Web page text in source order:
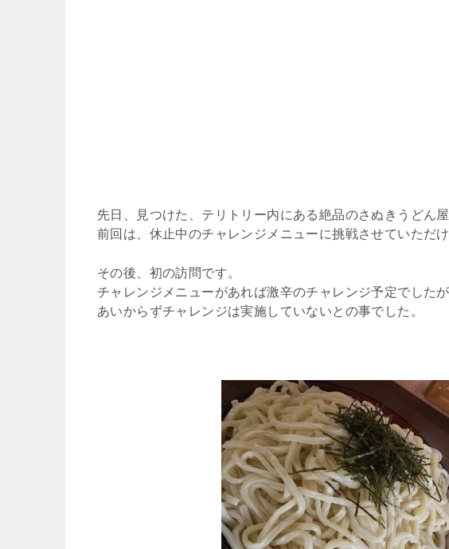
先日、見つけた、テリトリー内にある絶品のさぬきうどん屋
前回は、休止中のチャレンジメニューに挑戦させていただけ
その後、初の訪問です。
チャレンジメニューがあれば激辛のチャレンジ予定でしたが
あいからずチャレンジは実施していないとの事でした。